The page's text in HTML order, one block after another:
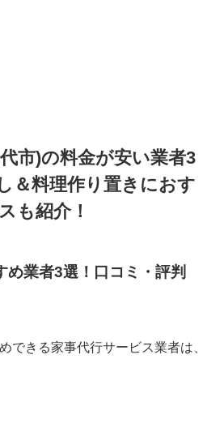
市)の料金が安い業者3
＆料理作り置きにおす
も紹介！
め業者3選！口コミ・評判
できる家事代行サービス業者は、